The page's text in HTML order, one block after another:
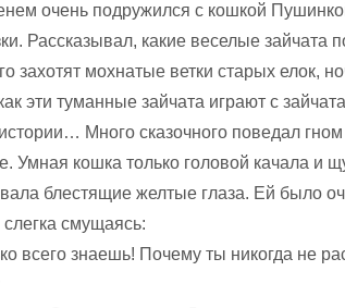
очень подружился с кошкой
Рассказывал, какие веселые зайчата
захотят мохнатые ветки старых елок,
эти туманные зайчата играют с
Много сказочного поведал
Умная кошка только головой качала и
блестящие желтые глаза. Ей было
смущаясь:
всего знаешь! Почему ты никогда не